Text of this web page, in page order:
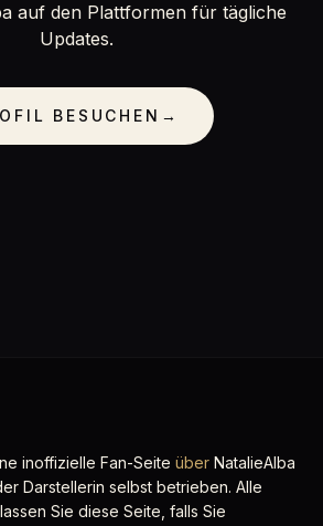
auf den Plattformen für tägliche
Updates.
BESUCHEN →
inoffizielle Fan-Seite über NatalieAlba
Darstellerin selbst betrieben. Alle
Sie diese Seite, falls Sie